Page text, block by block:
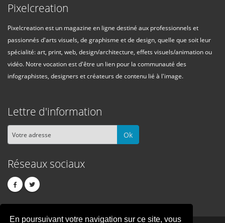
En poursuivant votre navigation sur ce site, vous
Pixelcreation
Pixelcreation est un magazine en ligne destiné aux professionnels et
passionnés d'arts visuels, de graphisme et de design, quelle que soit leur
spécialité: art, print, web, design/architecture, effets visuels/animation ou
vidéo. Notre vocation est d'être un lien pour la communauté des
infographistes, designers et créateurs de contenu lié à l'image.
Lettre d'information
Ok
Réseaux sociaux